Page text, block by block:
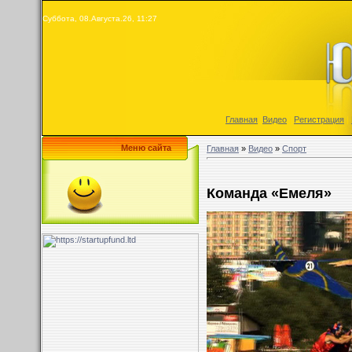
Суббота, 08.Августа.26, 11:27
Главная Видео Регистрация
Меню сайта Главная»Видео»Спорт
Команда «Емеля»